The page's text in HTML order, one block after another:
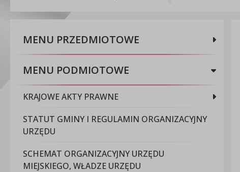
MENU PRZEDMIOTOWE
MENU PODMIOTOWE
KRAJOWE AKTY PRAWNE
STATUT GMINY I REGULAMIN ORGANIZACYJNY
URZĘDU
SCHEMAT ORGANIZACYJNY URZĘDU
MIEJSKIEGO, WŁADZE URZĘDU